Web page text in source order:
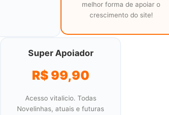
melhor forma de apoiar o
crescimento do site!
Super Apoiador
R$ 99,90
Acesso vitalicio. Todas
Novelinhas, atuais e futuras